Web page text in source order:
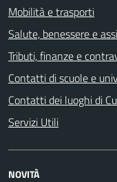
Mobilità e trasporti
Salute, benessere e
Tributi, finanze e
Contatti di scuole e
Contatti dei luoghi di
Servizi Utili
NOVITÀ